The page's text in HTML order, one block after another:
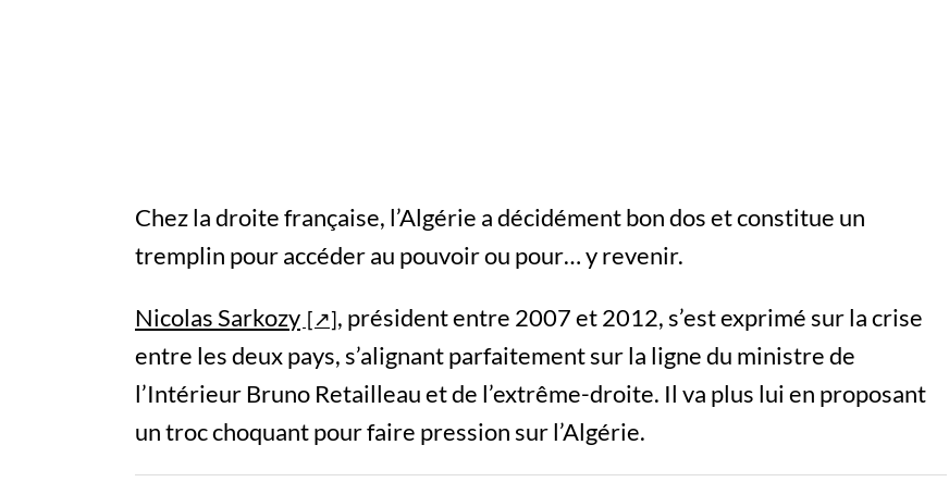
Chez la droite française, l’Algérie a décidément bon dos et constitue un
tremplin pour accéder au pouvoir ou pour… y revenir.
Nicolas Sarkozy
, président entre 2007 et 2012, s’est exprimé sur la crise
entre les deux pays, s’alignant parfaitement sur la ligne du ministre de
l’Intérieur Bruno Retailleau et de l’extrême-droite. Il va plus lui en proposant
un troc choquant pour faire pression sur l’Algérie.